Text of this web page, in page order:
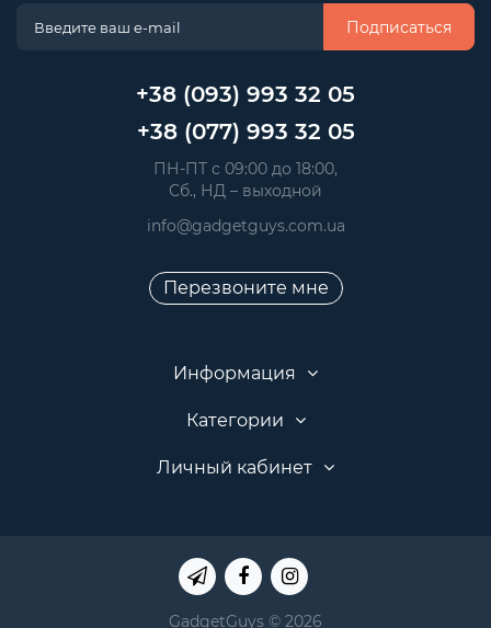
Подписаться
+38 (093) 993 32 05
+38 (077) 993 32 05
ПН-ПТ с 09:00 до 18:00,
Сб., НД – выходной
info@gadgetguys.com.ua
Перезвоните мне
Информация
Категории
Личный кабинет
GadgetGuys © 2026